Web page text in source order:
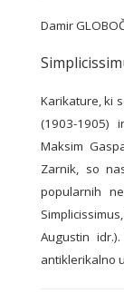
Damir
Karikature, ki
(1903-1905)
Maksim
Zarnik, so
popularnih
Augustin
antiklerikalno